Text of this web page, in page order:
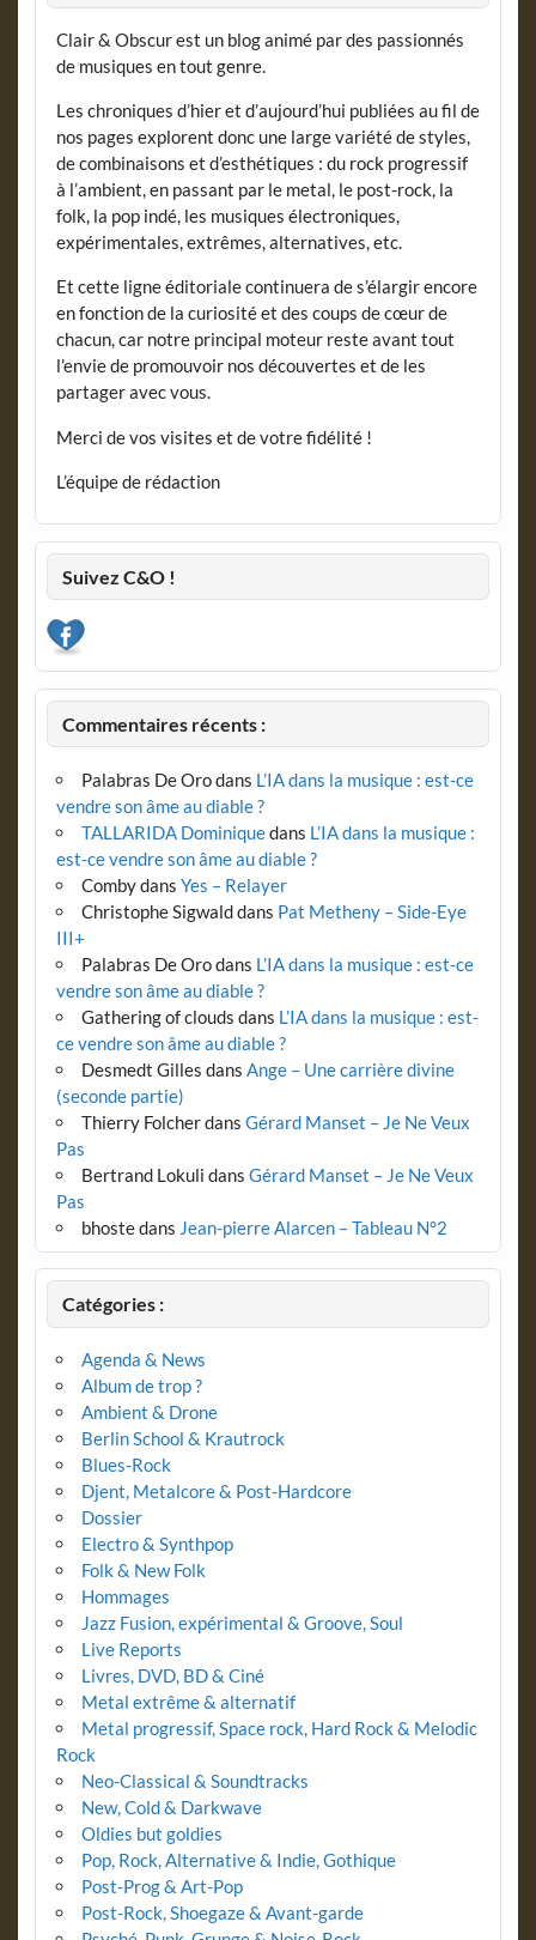
Clair & Obscur est un blog animé par des passionnés
de musiques en tout genre.
Les chroniques d’hier et d’aujourd’hui publiées au fil de
nos pages explorent donc une large variété de styles,
de combinaisons et d’esthétiques : du rock progressif
à l’ambient, en passant par le metal, le post-rock, la
folk, la pop indé, les musiques électroniques,
expérimentales, extrêmes, alternatives, etc.
Et cette ligne éditoriale continuera de s’élargir encore
en fonction de la curiosité et des coups de cœur de
chacun, car notre principal moteur reste avant tout
l’envie de promouvoir nos découvertes et de les
partager avec vous.
Merci de vos visites et de votre fidélité !
L’équipe de rédaction
Suivez C&O !
Commentaires récents :
Palabras De Orodans L’IA dans la musique : est-ce
vendre son âme au diable ?
TALLARIDA Dominiquedans L’IA dans la musique :
est-ce vendre son âme au diable ?
Combydans Yes – Relayer
Christophe Sigwalddans Pat Metheny – Side-Eye
III+
Palabras De Orodans L’IA dans la musique : est-ce
vendre son âme au diable ?
Gathering of clouds dans L’IA dans la musique : est-
ce vendre son âme au diable ?
Desmedt Gilles dans Ange – Une carrière divine
(seconde partie)
Thierry Folcherdans Gérard Manset – Je Ne Veux
Pas
Bertrand Lokuli dans Gérard Manset – Je Ne Veux
Pas
bhostedans Jean-pierre Alarcen – Tableau N°2
Catégories :
Agenda & News
Album de trop ?
Ambient & Drone
Berlin School & Krautrock
Blues-Rock
Djent, Metalcore & Post-Hardcore
Dossier
Electro & Synthpop
Folk & New Folk
Hommages
Jazz Fusion, expérimental & Groove, Soul
Live Reports
Livres, DVD, BD & Ciné
Metal extrême & alternatif
Metal progressif, Space rock, Hard Rock & Melodic
Rock
Neo-Classical & Soundtracks
New, Cold & Darkwave
Oldies but goldies
Pop, Rock, Alternative & Indie, Gothique
Post-Prog & Art-Pop
Post-Rock, Shoegaze & Avant-garde